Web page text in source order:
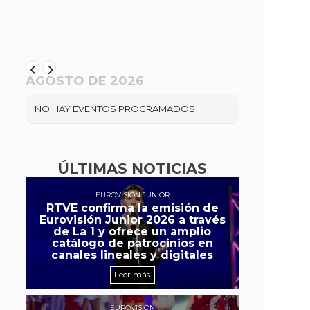
AGOSTO DE 2026
NO HAY EVENTOS PROGRAMADOS
ÚLTIMAS NOTICIAS
EUROVISIÓN JUNIOR
RTVE confirma la emisión de
Eurovisión Junior 2026 a través
de La 1 y ofrece un amplio
catálogo de patrocinios en
canales lineales y digitales
Leer más
EUROVISIÓN